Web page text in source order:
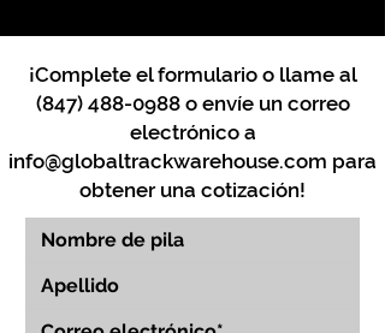
¡Complete el formulario o llame al
(847) 488-0988o envíe un correo
electrónico a
info@globaltrackwarehouse.com para
obtener una cotización!